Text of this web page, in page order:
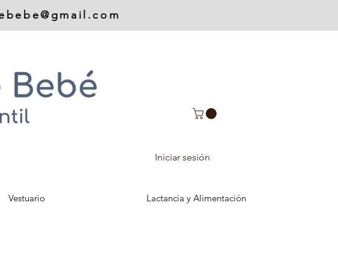
Iniciar sesión
Vestuario Lactancia y Alimentación